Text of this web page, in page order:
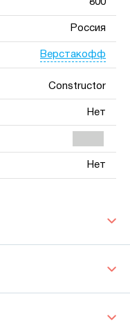
800
Россия
Верстакофф
Constructor
Нет
Нет